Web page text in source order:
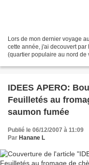
Lors de mon dernier voyage
cette année, j'ai decouvert
(quartier populaire au nord de
IDEES APERO:
Feuilletés au
saumon fumée
Publié le 06/12/2007 à 11:09
Par Hanane L